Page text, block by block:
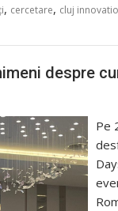
, cercetare, cluj
despre
Pe